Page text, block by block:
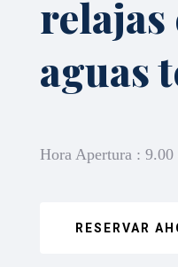
relajas
aguas
Hora Apertura :
RESERVAR